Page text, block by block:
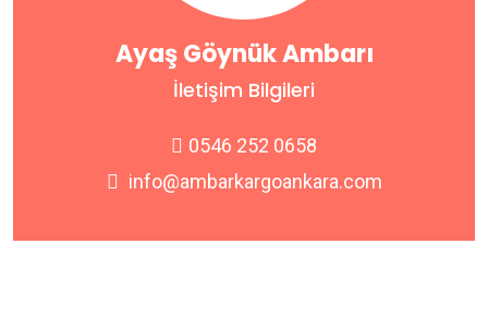
Ayaş Göynük Ambarı
İletişim Bilgileri
0546 252 0658
info@ambarkargoankara.com